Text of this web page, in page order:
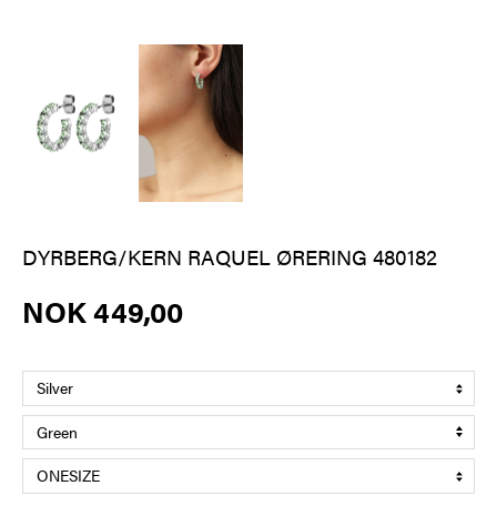
DYRBERG/KERN RAQUEL ØRERING 480182
NOK 449,00